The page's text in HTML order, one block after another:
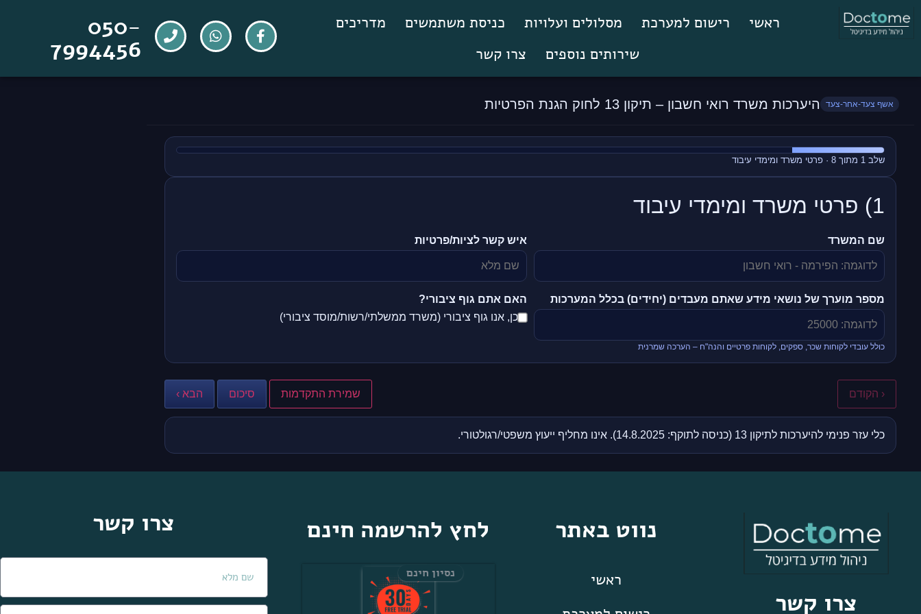
ראשי רישום למערכת מסלולים ועלויות כניסת משתמשים
מדריכים
שירותים נוספים
צרו קשר
050-
7994456
אשף צעד‑אחר‑צעד היערכות משרד רואי חשבון – תיקון 13 לחוק הגנת הפרטיות
שלב 1 מתוך 8 · פרטי משרד ומימדי עיבוד
1) פרטי משרד ומימדי עיבוד
שם המשרד איש קשר לציות/פרטיות
מספר מוערך של נושאי מידע שאתם מעבדים (יחידים) בכלל המערכות
כולל עובדי לקוחות שכר, ספקים, לקוחות פרטיים והנה"ח – הערכה שמרנית
האם אתם גוף ציבורי?
כן, אנו גוף ציבורי (משרד ממשלתי/רשות/מוסד ציבורי)
‹ הקודם שמירת התקדמות סיכום הבא ›
כלי עזר פנימי להיערכות לתיקון 13 (כניסה לתוקף: 14.8.2025). אינו מחליף ייעוץ משפטי/רגולטורי.
צרו קשר
נווט באתר
ראשי
לחץ להרשמה חינם
נסיון חינם
צרו קשר